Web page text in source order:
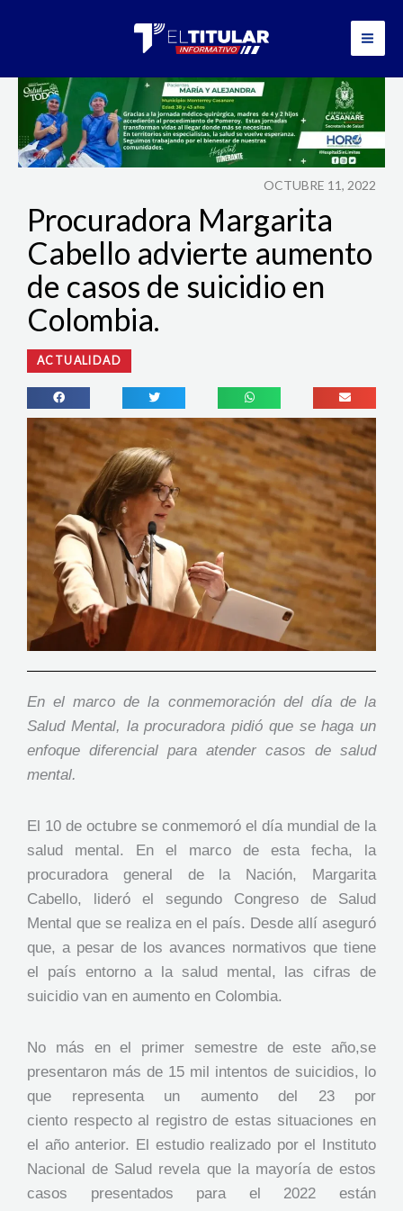
OCTUBRE 11, 2022
Procuradora Margarita
Cabello advierte aumento
de casos de suicidio en
Colombia.
ACTUALIDAD
En el marco de la conmemoración del día de la
Salud Mental, la procuradora pidió que se haga un
enfoque diferencial para atender casos de salud
mental.
El 10 de octubre se conmemoró el día mundial de la
salud mental. En el marco de esta fecha, la
procuradora general de la Nación, Margarita
Cabello, lideró el segundo Congreso de Salud
Mental que se realiza en el país. Desde allí aseguró
que, a pesar de los avances normativos que tiene
el país entorno a la salud mental, las cifras de
suicidio van en aumento en Colombia.
No más en el primer semestre de este año,se
presentaron más de 15 mil intentos de suicidios, lo
que representa un aumento del 23 por
ciento respecto al registro de estas situaciones en
el año anterior. El estudio realizado por el Instituto
Nacional de Salud revela que la mayoría de estos
casos presentados para el 2022 están